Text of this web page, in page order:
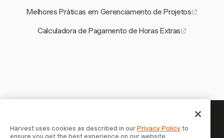
Melhores Práticas em Gerenciamento de Projetos
Calculadora de Pagamento de Horas Extras
Seu tempo merece ser
Harvest uses cookies as described in ourPrivacy Policyto
ensure you get the best experience on our website.